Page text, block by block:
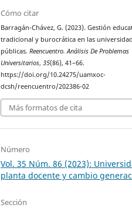
Cómo citar
Barragán-Chávez, G. (2023). Gestión
tradicional y burocrática en las
públicas.Reencuentro. Análisis De Problemas
Universitarios,35(86), 41–66.
https://doi.org/10.24275/uamxoc-
dcsh/reencuentro/202386-02
Más formatos de cita
Número
Vol. 35 Núm. 86 (2023):
planta docente y cambio
Sección